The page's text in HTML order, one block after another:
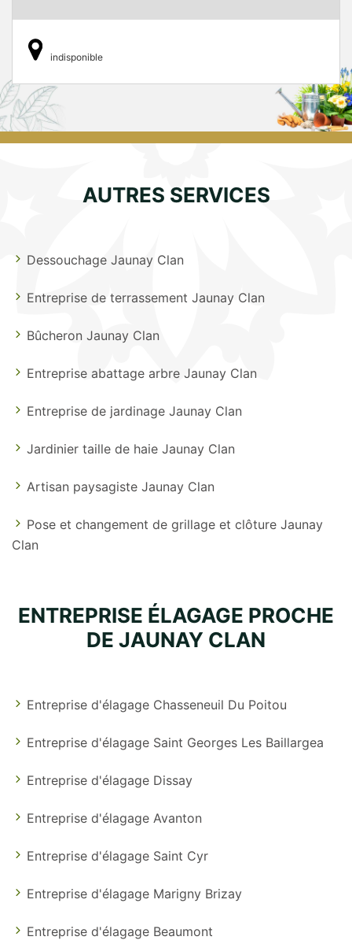
indisponible
AUTRES SERVICES
Dessouchage Jaunay Clan
Entreprise de terrassement Jaunay Clan
Bûcheron Jaunay Clan
Entreprise abattage arbre Jaunay Clan
Entreprise de jardinage Jaunay Clan
Jardinier taille de haie Jaunay Clan
Artisan paysagiste Jaunay Clan
Pose et changement de grillage et clôture Jaunay
Clan
ENTREPRISE ÉLAGAGE PROCHE
DE JAUNAY CLAN
Entreprise d'élagage Chasseneuil Du Poitou
Entreprise d'élagage Saint Georges Les Baillargea
Entreprise d'élagage Dissay
Entreprise d'élagage Avanton
Entreprise d'élagage Saint Cyr
Entreprise d'élagage Marigny Brizay
Entreprise d'élagage Beaumont